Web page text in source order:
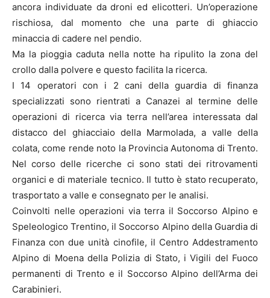
ancora individuate da droni ed elicotteri. Un’operazione
rischiosa, dal momento che una parte di ghiaccio
minaccia di cadere nel pendio.
Ma la pioggia caduta nella notte ha ripulito la zona del
crollo dalla polvere e questo facilita la ricerca.
I 14 operatori con i 2 cani della guardia di finanza
specializzati sono rientrati a Canazei al termine delle
operazioni di ricerca via terra nell’area interessata dal
distacco del ghiacciaio della Marmolada, a valle della
colata, come rende noto la Provincia Autonoma di Trento.
Nel corso delle ricerche ci sono stati dei ritrovamenti
organici e di materiale tecnico. Il tutto è stato recuperato,
trasportato a valle e consegnato per le analisi.
Coinvolti nelle operazioni via terra il Soccorso Alpino e
Speleologico Trentino, il Soccorso Alpino della Guardia di
Finanza con due unità cinofile, il Centro Addestramento
Alpino di Moena della Polizia di Stato, i Vigili del Fuoco
permanenti di Trento e il Soccorso Alpino dell’Arma dei
Carabinieri.